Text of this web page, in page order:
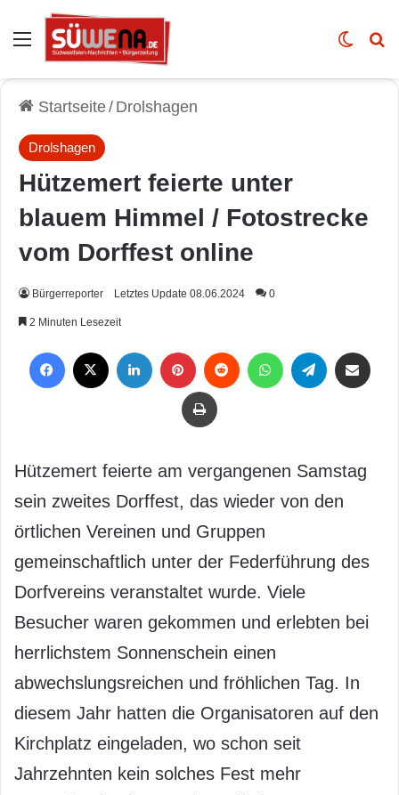
Auswahl Skin
Startseite/ Drolshagen
Drolshagen
Hützemert feierte unter
blauem Himmel / Fotostrecke
vom Dorffest online
Bürgerreporter Letztes Update 08.06.2024 0
2 Minuten Lesezeit
Drucken
Hützemert feierte am vergangenen Samstag
sein zweites Dorffest, das wieder von den
örtlichen Vereinen und Gruppen
gemeinschaftlich unter der Federführung des
Dorfvereins veranstaltet wurde. Viele
Besucher waren gekommen und erlebten bei
herrlichstem Sonnenschein einen
abwechslungsreichen und fröhlichen Tag. In
diesem Jahr hatten die Organisatoren auf den
Kirchplatz eingeladen, wo schon seit
Jahrzehnten kein solches Fest mehr